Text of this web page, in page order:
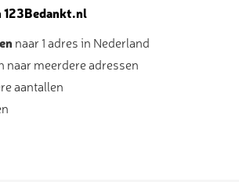
123Bedankt.nl
naar 1 adres in Nederland
naar meerdere adressen
aantallen